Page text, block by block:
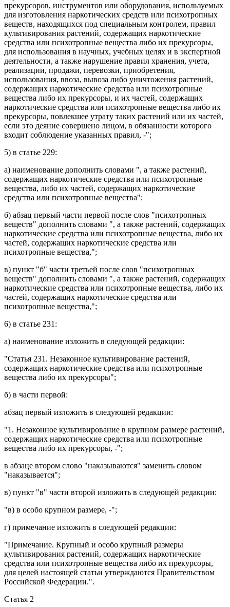
прекурсоров, инструментов или оборудования, используемых
для изготовления наркотических средств или психотропных
веществ, находящихся под специальным контролем, правил
культивирования растений, содержащих наркотические
средства или психотропные вещества либо их прекурсоры,
для использования в научных, учебных целях и в экспертной
деятельности, а также нарушение правил хранения, учета,
реализации, продажи, перевозки, приобретения,
использования, ввоза, вывоза либо уничтожения растений,
содержащих наркотические средства или психотропные
вещества либо их прекурсоры, и их частей, содержащих
наркотические средства или психотропные вещества либо их
прекурсоры, повлекшее утрату таких растений или их частей,
если это деяние совершено лицом, в обязанности которого
входит соблюдение указанных правил, -";
5) в статье 229:
а) наименование дополнить словами ", а также растений,
содержащих наркотические средства или психотропные
вещества, либо их частей, содержащих наркотические
средства или психотропные вещества";
б) абзац первый части первой после слов "психотропных
веществ" дополнить словами ", а также растений, содержащих
наркотические средства или психотропные вещества, либо их
частей, содержащих наркотические средства или
психотропные вещества,";
в) пункт "б" части третьей после слов "психотропных
веществ" дополнить словами ", а также растений, содержащих
наркотические средства или психотропные вещества, либо их
частей, содержащих наркотические средства или
психотропные вещества,";
6) в статье 231 :
а) наименование изложить в следующей редакции:
"Статья 231. Незаконное культивирование растений,
содержащих наркотические средства или психотропные
вещества либо их прекурсоры";
б) в части первой:
абзац первый изложить в следующей редакции:
"1. Незаконное культивирование в крупном размере растений,
содержащих наркотические средства или психотропные
вещества либо их прекурсоры, -";
в абзаце втором слово "наказываются" заменить словом
"наказывается";
в) пункт "в" части второй изложить в следующей редакции:
"в) в особо крупном размере, -";
г) примечание изложить в следующей редакции:
"Примечание. Крупный и особо крупный размеры
культивирования растений, содержащих наркотические
средства или психотропные вещества либо их прекурсоры,
для целей настоящей статьи утверждаются Правительством
Российской Федерации.".
Статья 2